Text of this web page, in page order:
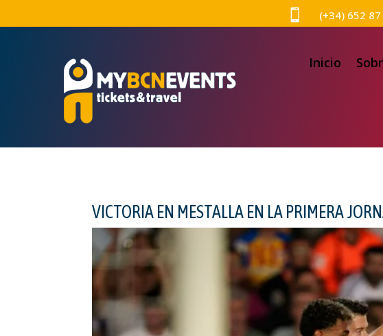
 (+34) 652
Inicio
VICTORIA EN MESTALLA EN LA PRIMERA